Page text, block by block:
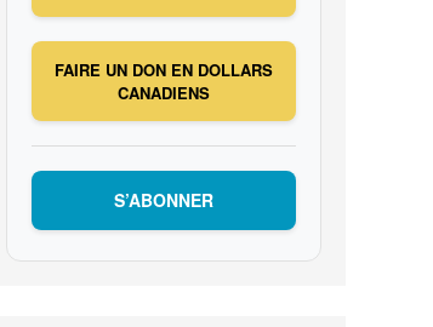
FAIRE UN DON EN DOLLARS
CANADIENS
S’ABONNER